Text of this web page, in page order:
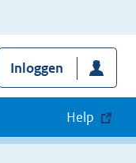
Inloggen
Help